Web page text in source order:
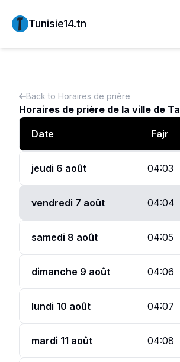
Tunisie14.tn
Back to Horaires de prière
Horaires de prière de la ville de
Date Fajr
jeudi 6 août 04:03
vendredi 7 août 04:04
samedi 8 août 04:05
dimanche 9 août 04:06
lundi 10 août 04:07
mardi 11 août 04:08